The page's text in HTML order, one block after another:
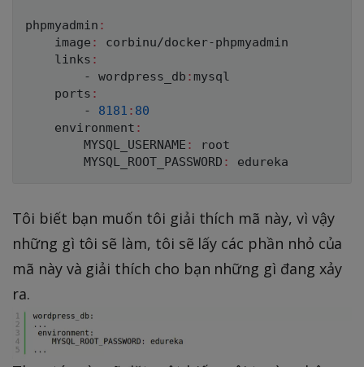
phpmyadmin :
    image
:
corbinu/docker-phpmyadmin
    links
:
        - wordpress_db
: mysql
    ports
:
        -
8181 : 80
    environment
:
        MYSQL_USERNAME
:
root
        MYSQL_ROOT_PASSWORD
:
Tôi biết bạn muốn tôi giải thích mã này, vì vậy
những gì tôi sẽ làm, tôi sẽ lấy các phần nhỏ của
mã này và giải thích cho bạn những gì đang xảy
ra.